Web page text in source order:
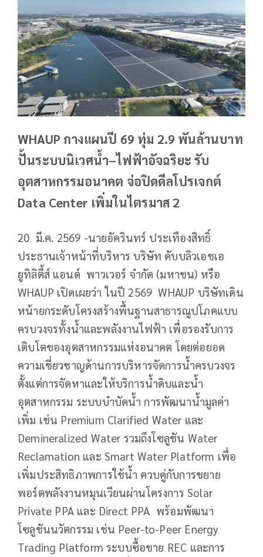
WHAUP กางแผนปี 69 ทุ่ม 2.9 พันล้านบาท
ปั้นระบบนิเวศน้ำ–ไฟฟ้าอัจฉริยะ รับ
อุตสาหกรรมอนาคต จ่อปิดดีลโปรเจกต์
Data Center เพิ่มในไตรมาส 2
20 มี.ค. 2569 -นายอัครินทร์ ประเทืองสิทธิ์
ประธานเจ้าหน้าที่บริหาร บริษัท ดับบลิวเอชเอ
ยูทิลิตี้ส์ แอนด์ พาวเวอร์ จำกัด (มหาชน) หรือ
WHAUP เปิดเผยว่า ในปี 2569 WHAUP บริษัทเดิน
หน้ายกระดับโครงสร้างพื้นฐานสาธารณูปโภคแบบ
ครบวงจรทั้งน้ำและพลังงานไฟฟ้า เพื่อรองรับการ
เติบโตของอุตสาหกรรมแห่งอนาคต โดยต่อยอด
ความเชี่ยวชาญด้านการบริหารจัดการน้ำครบวงจร
ตั้งแต่การจัดหาและให้บริการน้ำดิบและน้ำ
อุตสาหกรรม ระบบบำบัดน้ำ การพัฒนาน้ำมูลค่า
เพิ่ม เช่น Premium Clarified Water และ
Demineralized Water รวมถึงโซลูชัน Water
Reclamation และ Smart Water Platform เพื่อ
เพิ่มประสิทธิภาพการใช้น้ำ ควบคู่กับการขยาย
พอร์ตพลังงานหมุนเวียนผ่านโครงการ Solar
Private PPA และ Direct PPA พร้อมพัฒนา
โซลูชันนวัตกรรม เช่น Peer-to-Peer Energy
Trading Platform ระบบซื้อขาย REC และการ